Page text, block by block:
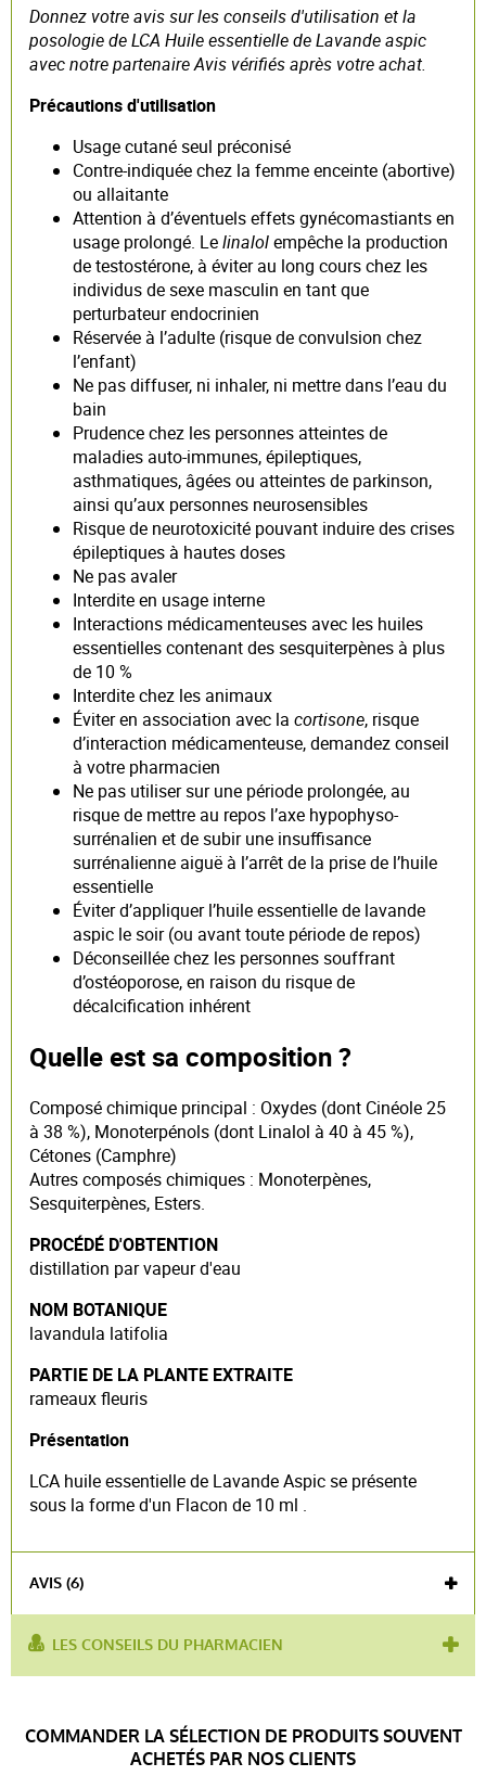
Donnez votre avis sur les conseils d'utilisation et la
posologie de LCA Huile essentielle de Lavande aspic
avec notre partenaire Avis vérifiés après votre achat.
Précautions d'utilisation
Usage cutané seul préconisé
Contre-indiquée chez la femme enceinte (abortive)
ou allaitante
Attention à d’éventuels effets gynécomastiants en
usage prolongé. Lelinalolempêche la production
de testostérone, à éviter au long cours chez les
individus de sexe masculin en tant que
perturbateur endocrinien
Réservée à l’adulte (risque de convulsion chez
l’enfant)
Ne pas diffuser, ni inhaler, ni mettre dans l’eau du
bain
Prudence chez les personnes atteintes de
maladies auto-immunes, épileptiques,
asthmatiques, âgées ou atteintes de parkinson,
ainsi qu’aux personnes neurosensibles
Risque de neurotoxicité pouvant induire des crises
épileptiques à hautes doses
Ne pas avaler
Interdite en usage interne
Interactions médicamenteuses avec les huiles
essentielles contenant des sesquiterpènes à plus
de 10 %
Interdite chez les animaux
Éviter en association avec la cortisone, risque
d’interaction médicamenteuse, demandez conseil
à votre pharmacien
Ne pas utiliser sur une période prolongée, au
risque de mettre au repos l’axe hypophyso-
surrénalien et de subir une insuffisance
surrénalienne aiguë à l’arrêt de la prise de l’huile
essentielle
Éviter d’appliquer l’huile essentielle de lavande
aspic le soir (ou avant toute période de repos)
Déconseillée chez les personnes souffrant
d’ostéoporose, en raison du risque de
décalcification inhérent
Quelle est sa composition ?
Composé chimique principal : Oxydes (dont Cinéole 25
à 38 %), Monoterpénols (dont Linalol à 40 à 45 %),
Cétones (Camphre)
Autres composés chimiques : Monoterpènes,
Sesquiterpènes, Esters.
PROCÉDÉ D'OBTENTION
distillation par vapeur d'eau
NOM BOTANIQUE
lavandula latifolia
PARTIE DE LA PLANTE EXTRAITE
rameaux fleuris
Présentation
LCA huile essentielle de Lavande Aspic se présente
sous la forme d'un Flacon de 10 ml .
AVIS (6)
Avis soumis à un contrôle
LES CONSEILS DU PHARMACIEN
céphalées,dermatose,prurits,escarres,boutons
d'acné,guêpes
COMMANDER LA SÉLECTION DE PRODUITS SOUVENT
ACHETÉS PAR NOS CLIENTS